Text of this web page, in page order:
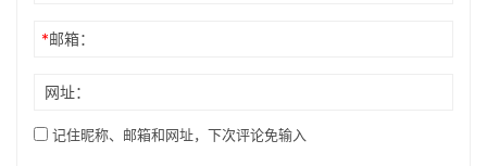
*邮箱：
网址：
记住昵称、邮箱和网址，下次评论免输入